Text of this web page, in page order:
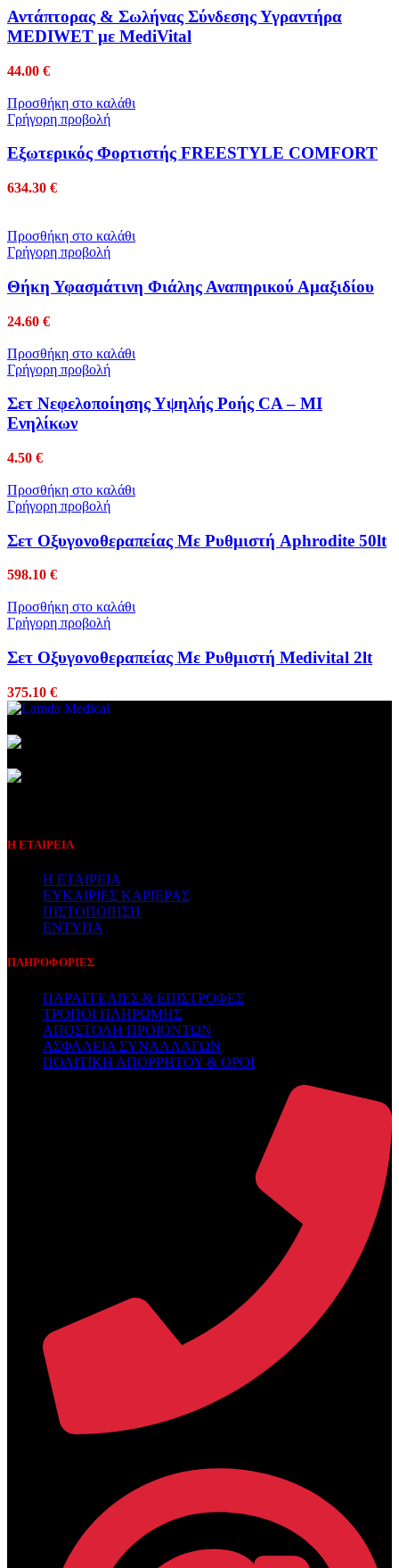
Αντάπτορας & Σωλήνας Σύνδεσης Υγραντήρα
MEDIWET με MediVital
44.00 €
Προσθήκη στο καλάθι
Γρήγορη προβολή
Εξωτερικός Φορτιστής FREESTYLE COMFORT
634.30 €
Προσθήκη στο καλάθι
Γρήγορη προβολή
Θήκη Υφασμάτινη Φιάλης Αναπηρικού Αμαξιδίου
24.60 €
Προσθήκη στο καλάθι
Γρήγορη προβολή
Σετ Νεφελοποίησης Υψηλής Ροής CA – MI
Ενηλίκων
4.50 €
Προσθήκη στο καλάθι
Γρήγορη προβολή
Σετ Οξυγονοθεραπείας Με Ρυθμιστή Aphrodite 50lt
598.10 €
Προσθήκη στο καλάθι
Γρήγορη προβολή
Σετ Οξυγονοθεραπείας Με Ρυθμιστή Medivital 2lt
375.10 €
Η ΕΤΑΙΡΕΙΑ
Η ΕΤΑΙΡΕΙΑ
ΕΥΚΑΙΡΙΕΣ ΚΑΡΙΕΡΑΣ
ΠΙΣΤΟΠΟΙΗΣΗ
ΕΝΤΥΠΑ
ΠΛΗΡΟΦΟΡΙΕΣ
ΠΑΡΑΓΓΕΛΙΕΣ & ΕΠΙΣΤΡΟΦΕΣ
ΤΡΟΠΟΙ ΠΛΗΡΩΜΗΣ
ΑΠΟΣΤΟΛΗ ΠΡΟΪΟΝΤΩΝ
ΑΣΦΑΛΕΙΑ ΣΥΝΑΛΛΑΓΩΝ
ΠΟΛΙΤΙΚΗ ΑΠΟΡΡΗΤΟΥ & ΟΡΟΙ